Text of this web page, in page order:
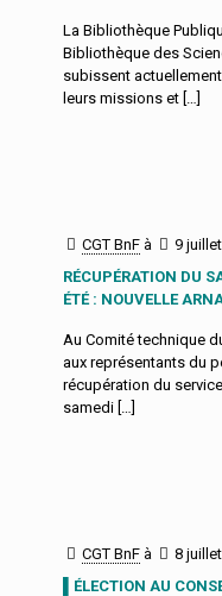
La Bibliothèque
Bibliothèque des
subissent
leurs missions et […]
CGT BnF à
9
RÉCUPÉRATION DU
ÉTÉ : NOUVELLE
Au Comité technique
aux représentants du
récupération du
samedi […]
CGT BnF à
8
▌ÉLECTION AU